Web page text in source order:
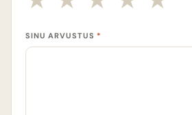
SINU ARVUSTUS *